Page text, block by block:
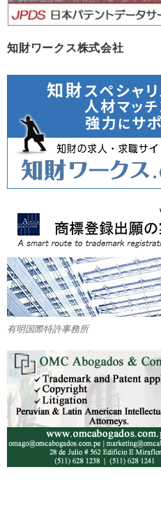
知財ワークス株式会社
有明国際特許事務所